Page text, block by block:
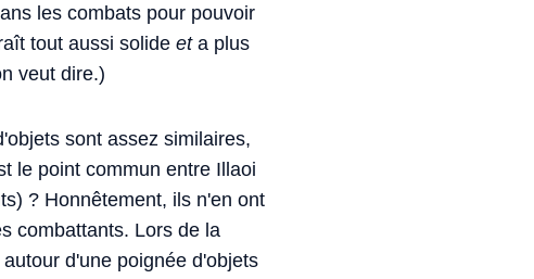
les combats pour pouvoir
tout aussi solide eta plus
veut dire.)
sont assez similaires,
le point commun entre Illaoi
? Honnêtement, ils n'en ont
combattants. Lors de la
d'une poignée d'objets